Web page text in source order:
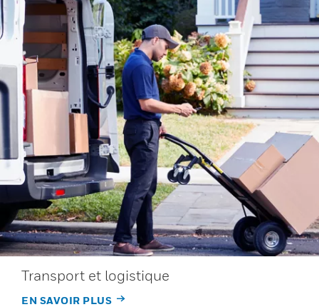
Transport et logistique
EN SAVOIR PLUS